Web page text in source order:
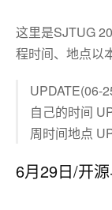
这里是SJTUG
程时间、地点以
UPDATE(06-
自己的时间
周时间地点
6月29日/开